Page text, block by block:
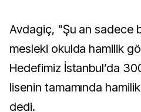
Avdagiç, "Şu an sadece
mesleki okulda hamilik
Hedefimiz İstanbul’da
lisenin tamamında
dedi.